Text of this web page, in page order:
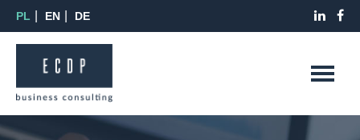
PL EN DE